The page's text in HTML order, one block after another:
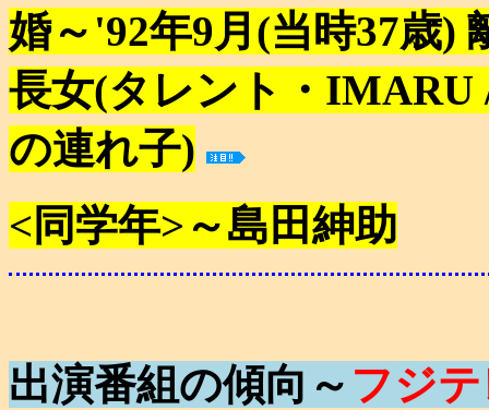
婚～'92年9月(当時37歳)
長女(タレント・
の連れ子)
<同学年>～島田紳助
出演番組の傾向～ フジ